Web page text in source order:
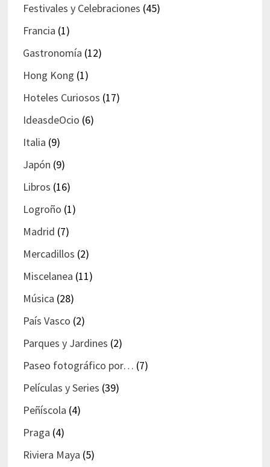
Festivales y Celebraciones (45)
Francia (1)
Gastronomía (12)
Hong Kong (1)
Hoteles Curiosos (17)
IdeasdeOcio (6)
Italia (9)
Japón (9)
Libros (16)
Logroño (1)
Madrid (7)
Mercadillos (2)
Miscelanea (11)
Música (28)
País Vasco (2)
Parques y Jardines (2)
Paseo fotográfico por… (7)
Películas y Series (39)
Peñíscola (4)
Praga (4)
Riviera Maya (5)